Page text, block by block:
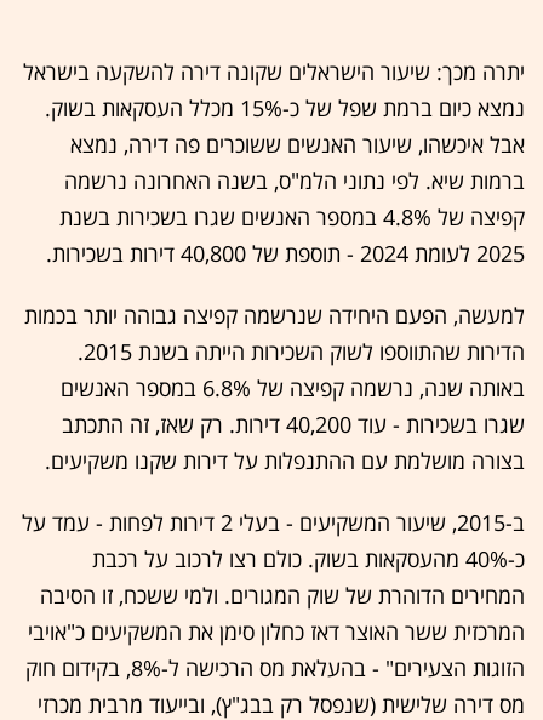
יתרה מכך: שיעור הישראלים שקונה דירה להשקעה בישראל
נמצא כיום ברמת שפל של כ-15% מכלל העסקאות בשוק.
אבל איכשהו, שיעור האנשים ששוכרים פה דירה, נמצא
ברמות שיא. לפי נתוני הלמ"ס, בשנה האחרונה נרשמה
קפיצה של 4.8% במספר האנשים שגרו בשכירות בשנת
2025 לעומת 2024 - תוספת של 40,800 דירות בשכירות.
למעשה, הפעם היחידה שנרשמה קפיצה גבוהה יותר בכמות
הדירות שהתווספו לשוק השכירות הייתה בשנת 2015.
באותה שנה, נרשמה קפיצה של 6.8% במספר האנשים
שגרו בשכירות - עוד 40,200 דירות. רק שאז, זה התכתב
בצורה מושלמת עם ההתנפלות על דירות שקנו משקיעים.
ב-2015, שיעור המשקיעים - בעלי 2 דירות לפחות - עמד על
כ-40% מהעסקאות בשוק. כולם רצו לרכוב על רכבת
המחירים הדוהרת של שוק המגורים. ולמי ששכח, זו הסיבה
המרכזית ששר האוצר דאז כחלון סימן את המשקיעים כ"אויבי
הזוגות הצעירים" - בהעלאת מס הרכישה ל-8%, בקידום חוק
מס דירה שלישית (שנפסל רק בבג"ץ), ובייעוד מרבית מכרזי